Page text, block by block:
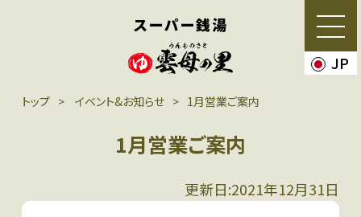
スーパー銭湯
JP
トップ イベント&お知らせ 1月営業ご案内
1月営業ご案内
更新日:2021年12月31日